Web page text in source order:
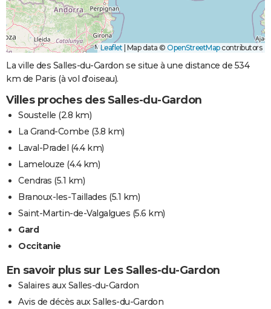
Leaflet Map data © OpenStreetMapcontributors
La ville des Salles-du-Gardon se situe à une distance de 534
km de Paris (à vol d'oiseau).
Villes proches des Salles-du-Gardon
Soustelle (2.8 km)
La Grand-Combe (3.8 km)
Laval-Pradel (4.4 km)
Lamelouze (4.4 km)
Cendras (5.1 km)
Branoux-les-Taillades (5.1 km)
Saint-Martin-de-Valgalgues (5.6 km)
Gard
Occitanie
En savoir plus sur Les Salles-du-Gardon
Salaires aux Salles-du-Gardon
Avis de décès aux Salles-du-Gardon